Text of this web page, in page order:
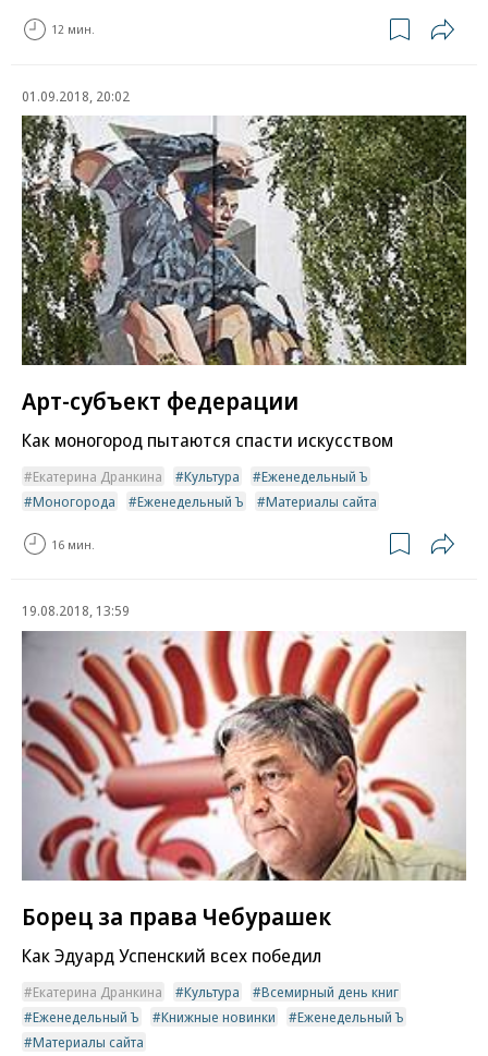
12 мин.
01.09.2018, 20:02
Арт-субъект федерации
Как моногород пытаются спасти искусством
Екатерина Дранкина Культура
Еженедельный Ъ
Моногорода
Еженедельный Ъ Материалы сайта
16 мин.
19.08.2018, 13:59
Борец за права Чебурашек
Как Эдуард Успенский всех победил
Екатерина Дранкина Культура
Всемирный день книг
Еженедельный Ъ
Книжные новинки
Еженедельный Ъ
Материалы сайта